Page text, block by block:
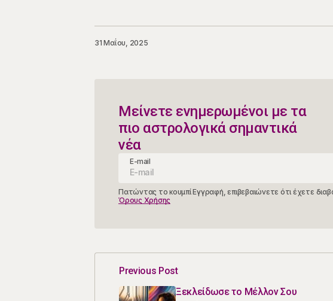
31 Μαΐου, 2025
Μείνετε ενημερωμένοι με τα
πιο αστρολογικά σημαντικά
νέα
E-mail
Πατώντας το κουμπί Εγγραφή, επιβεβαιώνετε ότι έχετε
Όρους Χρήσης
Previous Post
Ξεκλείδωσε το Μέλλον Σου